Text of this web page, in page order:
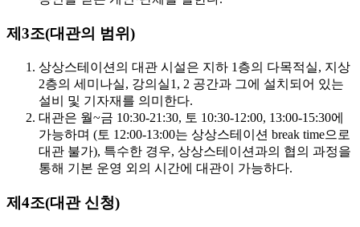
제3조(대관의 범위)
상상스테이션의 대관 시설은 지하 1층의 다목적실, 지상
2층의 세미나실, 강의실1, 2 공간과 그에 설치되어 있는
설비 및 기자재를 의미한다.
대관은 월~금 10:30-21:30, 토 10:30-12:00, 13:00-15:30에
가능하며 (토 12:00-13:00는 상상스테이션 break time으로
대관 불가), 특수한 경우, 상상스테이션과의 협의 과정을
통해 기본 운영 외의 시간에 대관이 가능하다.
제4조(대관 신청)